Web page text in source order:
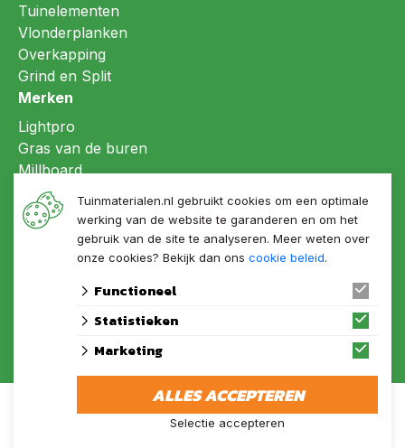
Tuinelementen
Vlonderplanken
Overkapping
Grind en Split
Merken
Lightpro
Gras van de buren
Millboard
Refin ceramiche
LujoGardens®
© 2026 Tuinmaterialen.nl Onderdeel van de LujoGroep
algemene voorwaardenprivacy verklaring
Tuinmaterialen.nl gebruikt cookies om een optimale
werking van de website te garanderen en om het
gebruik van de site te analyseren. Meer weten over
onze cookies? Bekijk dan ons cookie beleid.
Functioneel
Statistieken
Marketing
Selectie accepteren
ALLES ACCEPTEREN